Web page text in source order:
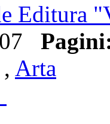
Editura
, Arta